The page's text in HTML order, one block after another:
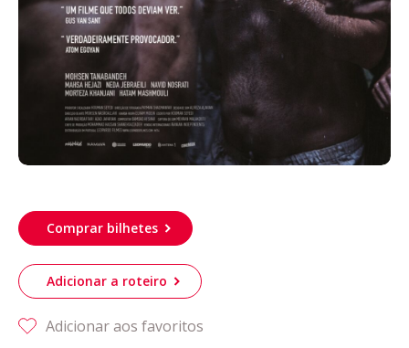
Comprar bilhetes
Adicionar a roteiro
Adicionar aos favoritos